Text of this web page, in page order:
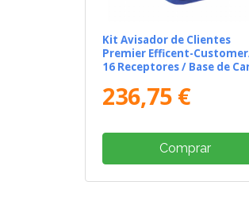
Kit Avisador de Clientes
Premier Efficent-
16 Receptores / Base de
236,75 €
Comprar